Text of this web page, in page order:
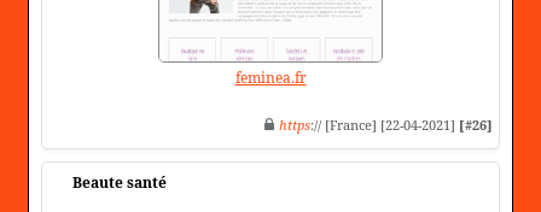
feminea.fr
https:// [France] [22-04-2021] [#26]
Beaute santé